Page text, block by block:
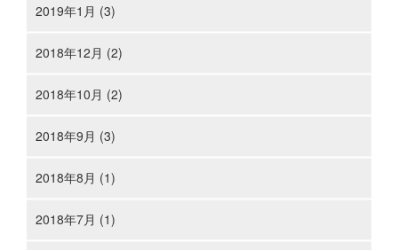
2019年1月 (3)
2018年12月 (2)
2018年10月 (2)
2018年9月 (3)
2018年8月 (1)
2018年7月 (1)